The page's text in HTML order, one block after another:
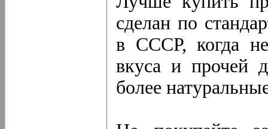
сделан по
в СССР, когда не
вкуса и прочей
более